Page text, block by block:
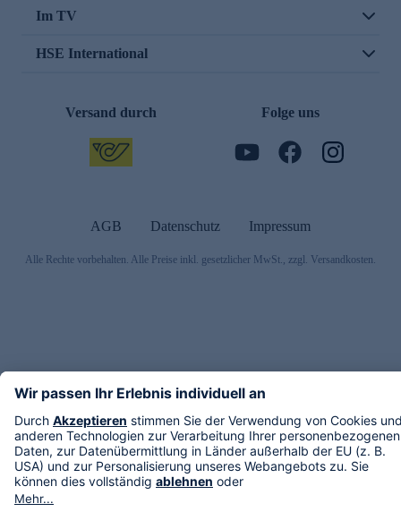
Im TV
HSE International
Versand durch Folge uns
AGB Datenschutz Impressum
Alle Rechte vorbehalten. Alle Preise inkl. gesetzlicher MwSt., zzgl. Versandkosten.